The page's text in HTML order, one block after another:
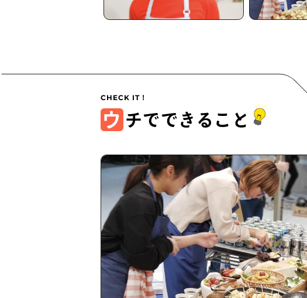
ウ チでできること